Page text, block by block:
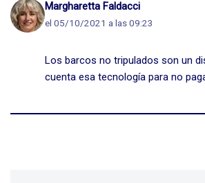
Margharetta Faldacci
el 05/10/2021 a las 09:23
Los barcos no tripulados son un
cuenta esa tecnología para no